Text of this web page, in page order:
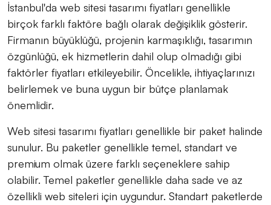
İstanbul'da web sitesi tasarımı fiyatları genellikle
birçok farklı faktöre bağlı olarak değişiklik gösterir.
Firmanın büyüklüğü, projenin karmaşıklığı, tasarımın
özgünlüğü, ek hizmetlerin dahil olup olmadığı gibi
faktörler fiyatları etkileyebilir. Öncelikle, ihtiyaçlarınızı
belirlemek ve buna uygun bir bütçe planlamak
önemlidir.
Web sitesi tasarımı fiyatları genellikle bir paket halinde
sunulur. Bu paketler genellikle temel, standart ve
premium olmak üzere farklı seçeneklere sahip
olabilir. Temel paketler genellikle daha sade ve az
özellikli web siteleri için uygundur. Standart paketlerde